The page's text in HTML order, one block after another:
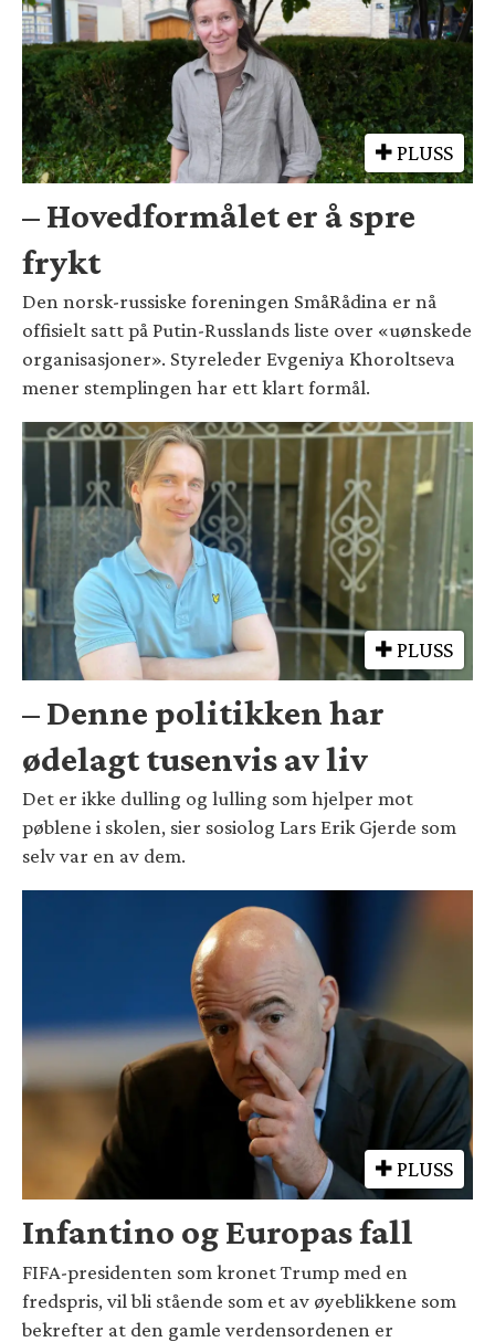
PLUSS
– Hovedformålet er å spre
frykt
Den norsk-russiske foreningen SmåRådina er nå
offisielt satt på Putin-Russlands liste over «uønskede
organisasjoner». Styreleder Evgeniya Khoroltseva
mener stemplingen har ett klart formål.
PLUSS
– Denne politikken har
ødelagt tusenvis av liv
Det er ikke dulling og lulling som hjelper mot
pøblene i skolen, sier sosiolog Lars Erik Gjerde som
selv var en av dem.
PLUSS
Infantino og Europas fall
FIFA-presidenten som kronet Trump med en
fredspris, vil bli stående som et av øyeblikkene som
bekrefter at den gamle verdensordenen er